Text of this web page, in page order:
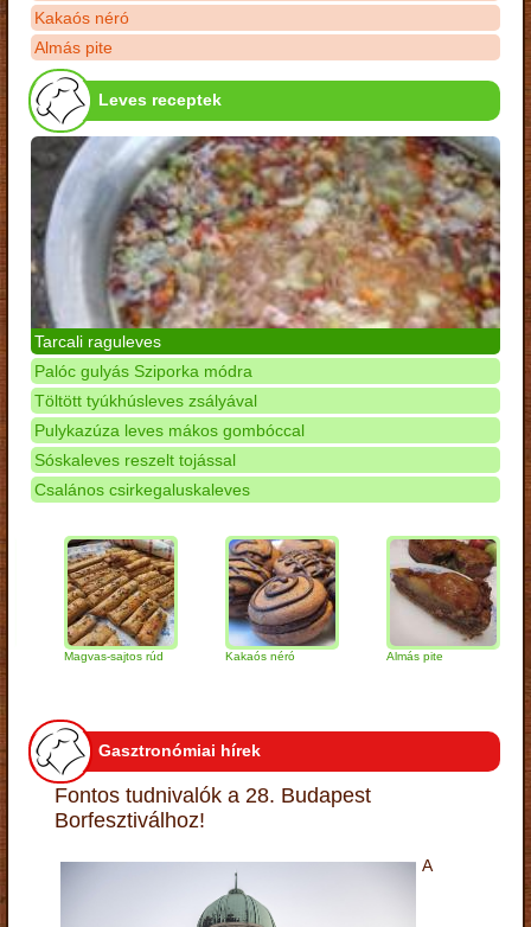
Kakaós néró
Almás pite
Leves receptek
Tarcali raguleves
Palóc gulyás Sziporka módra
Töltött tyúkhúsleves zsályával
Pulykazúza leves mákos gombóccal
Sóskaleves reszelt tojással
Csalános csirkegaluskaleves
Magvas-sajtos rúd Kakaós néró Almás pite
Gasztronómiai hírek
Fontos tudnivalók a 28. Budapest
Borfesztiválhoz!
A